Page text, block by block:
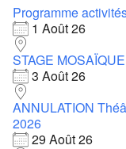
Programme
1 Août 26
STAGE MOSAÏQUE
3 Août 26
ANNULATION
2026
29 Août 26